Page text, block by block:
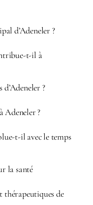
d’Adeneler ?
t-il à
d’Adeneler ?
Adeneler ?
t-il avec le temps
la santé
thérapeutiques de